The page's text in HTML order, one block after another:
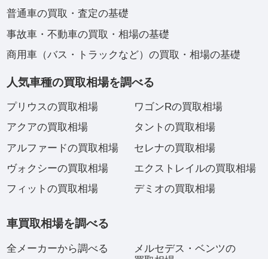
普通車の買取・査定の基礎
事故車・不動車の買取・相場の基礎
商用車（バス・トラックなど）の買取・相場の基礎
人気車種の買取相場を調べる
プリウスの買取相場
アクアの買取相場
アルファードの買取相場
ヴォクシーの買取相場
フィットの買取相場
ワゴンRの買取相場
タントの買取相場
セレナの買取相場
エクストレイルの買取相場
デミオの買取相場
車買取相場を調べる
全メーカーから調べる
メルセデス・ベンツの